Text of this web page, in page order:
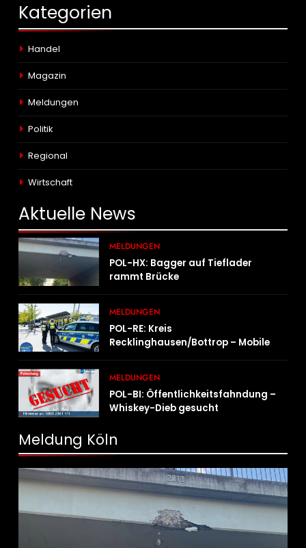
Kategorien
Handel
Magazin
Meldungen
Politik
Regional
Wirtschaft
Aktuelle News
MELDUNGEN
POL-HX: Bagger auf Tieflader
rammt Brücke
MELDUNGEN
POL-RE: Kreis
Recklinghausen/Bottrop – Mobile
MELDUNGEN
POL-BI: Öffentlichkeitsfahndung –
Whiskey-Dieb gesucht
Meldung Köln